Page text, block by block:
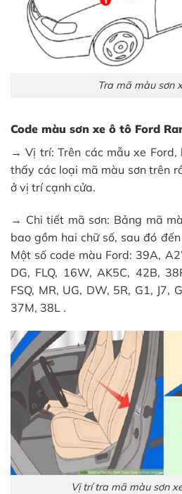
Tra mã màu sơn
Code màu sơn xe ô tô Ford
→ Vị trí: Trên các mẫu xe Ford,
thấy các loại mã màu sơn trên
ở vị trí cạnh cửa.
→ Chi tiết mã sơn: Bảng mã
bao gồm hai chữ số, sau đó
Một số code màu Ford: 39A,
DG, FLQ, 16W, AK5C, 42B,
FSQ, MR, UG, DW, 5R, G1, J7,
37M, 38L .
Vị trí tra mã màu sơn